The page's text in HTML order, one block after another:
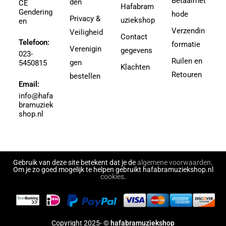
Aguilar, Walter Leon
Aguilera, Christina
Ahbez, Eden
Ahle, Johann R.
Ahronheim, Albert
Airto Moreira Ramon Zenker
Aitken
Aitken, Robert
Al Hirt
Al-Odeh, Simon
Alain Silvestri
3.5
30
3e divisie
4
4,5
4,5 (3e divisie)
4.5
6
7
43497
43526
CE
Gendering
en
Telefoon:
023-
5450815
Email:
info@hafa
bramuziek
shop.nl
Privacy &
Veiligheid
Verenigin
gen
bestellen
Hafabram
uziekshop
Contact
gegevens
Klachten
hode
Verzendin
formatie
Ruilen en
Retouren
Gebruik van deze site betekent dat je dealgemene voorwaarden.
Om je zo goed mogelijk te helpen gebruikt hafabramuziekshop.nl
cookies.
Copyright 2025- © hafabramuziekshop